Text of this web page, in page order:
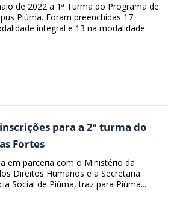
de 2022 a 1ª Turma do Programa de
Piúma. Foram preenchidas 17
integral e 13 na modalidade
para a 2ª turma do
Fortes
em parceria com o Ministério da
Direitos Humanos e a Secretaria
Social de Piúma, traz para Piúma...